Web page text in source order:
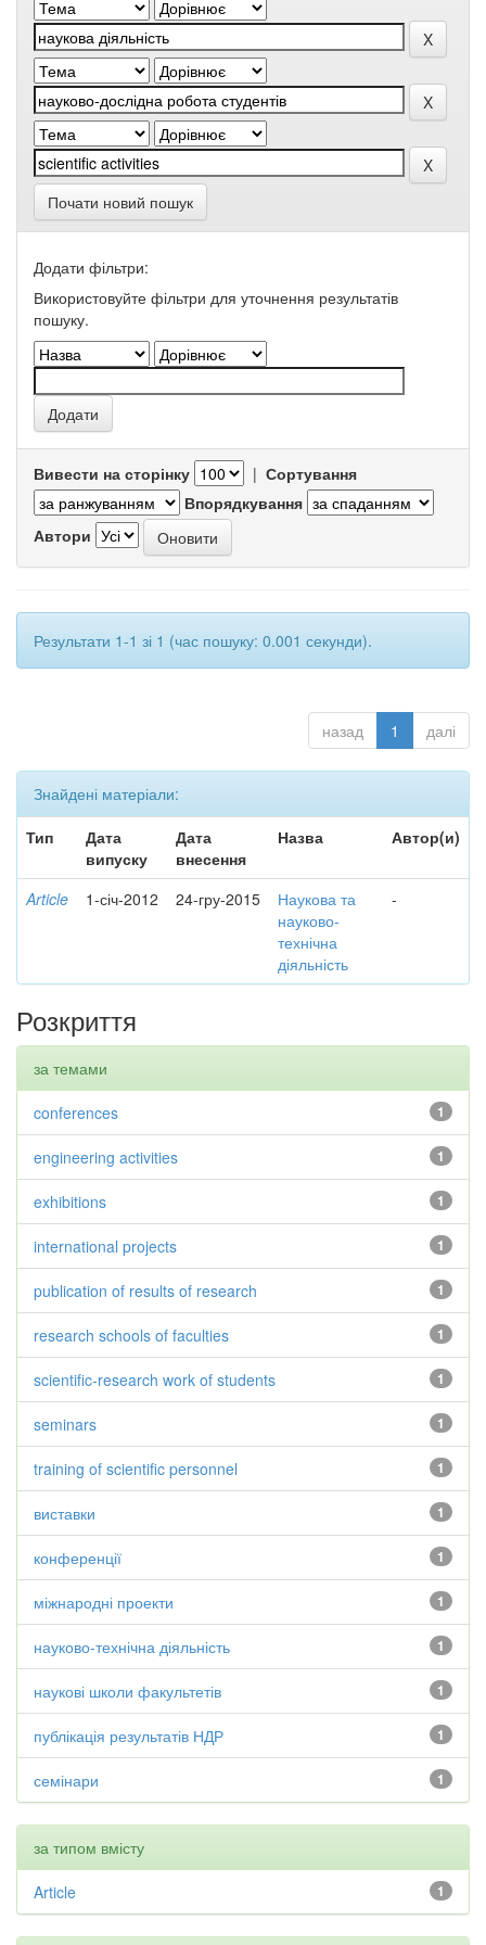
Почати новий пошук
Додати фільтри:
Використовуйте фільтри для уточнення результатів
пошуку.
Вивести на сторінку | Сортування
Впорядкування
Автори
Результати 1-1 зі 1 (час пошуку: 0.001 секунди).
назад 1 далі
Знайдені матеріали:
Тип
Дата
випуску
Дата
внесення
Назва Автор(и)
Article 1-січ-2012 24-гру-2015
Наукова та
науково-
технічна
діяльність
-
Розкриття
за темами
1
conferences
1
engineering activities
1
exhibitions
1
international projects
1
publication of results of research
1
research schools of faculties
1
scientific-research work of students
1
seminars
1
training of scientific personnel
1
виставки
1
конференції
1
міжнародні проекти
1
науково-технічна діяльність
1
наукові школи факультетів
1
публікація результатів НДР
1
семінари
за типом вмісту
1
Article